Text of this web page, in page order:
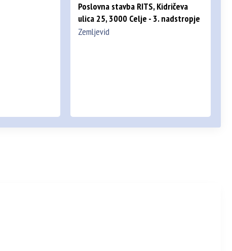
Poslovna stavba RITS, Kidričeva
ulica 25, 3000 Celje - 3. nadstropje
Zemljevid